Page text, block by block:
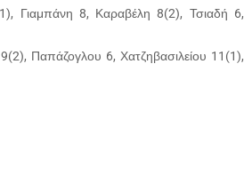
Γιαμπάνη 8, Καραβέλη 8(2), Τσιαδή 6,
Παπάζογλου 6, Χατζηβασιλείου 11(1),